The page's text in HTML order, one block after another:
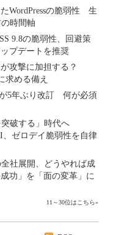
WordPressの脆弱性 生
時間軸
9.8の脆弱性、回避策
プデートを推奨
攻撃に加担する？
求める備え
5年ぶり改訂 何が必須
破する」時代へ
、ゼロデイ脆弱性を自律
社展開、どうやれば成
功」を「面の変革」に
11～30位はこちら»